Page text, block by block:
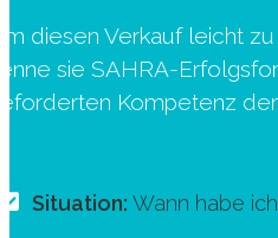
diesen Verkauf leicht
sie SAHRA-
Kompetenz
Situation:Wann habe